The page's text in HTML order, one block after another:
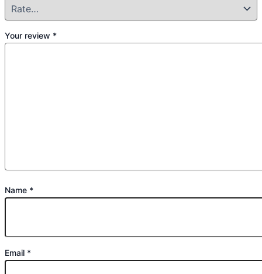
Your review *
Name *
Email *